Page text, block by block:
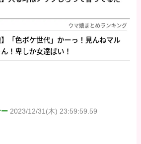
2023/12/31(木) 23:59:59.59